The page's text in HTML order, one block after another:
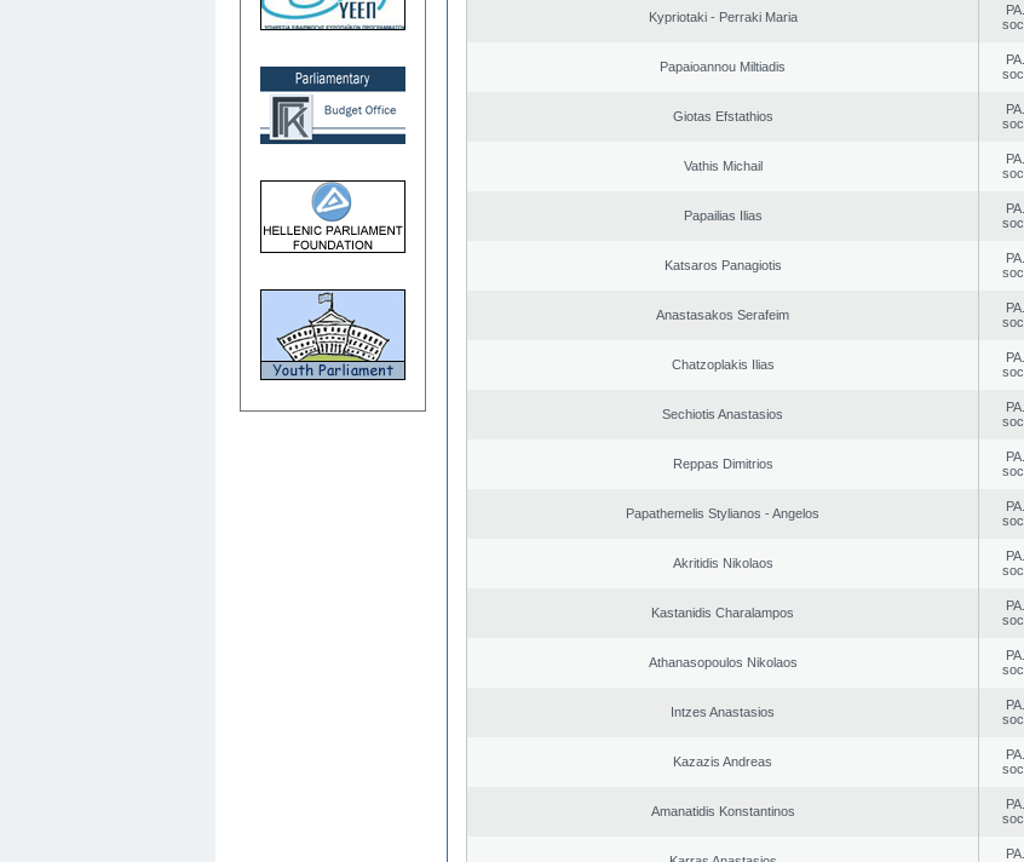
Kypriotaki - Perraki Maria
Papaioannou Miltiadis
Giotas Efstathios
Vathis Michail
Papailias Ilias
Katsaros Panagiotis
Anastasakos Serafeim
Chatzoplakis Ilias
Sechiotis Anastasios
Reppas Dimitrios
Papathemelis Stylianos - Angelos
Akritidis Nikolaos
Kastanidis Charalampos
Athanasopoulos Nikolaos
Intzes Anastasios
Kazazis Andreas
Amanatidis Konstantinos